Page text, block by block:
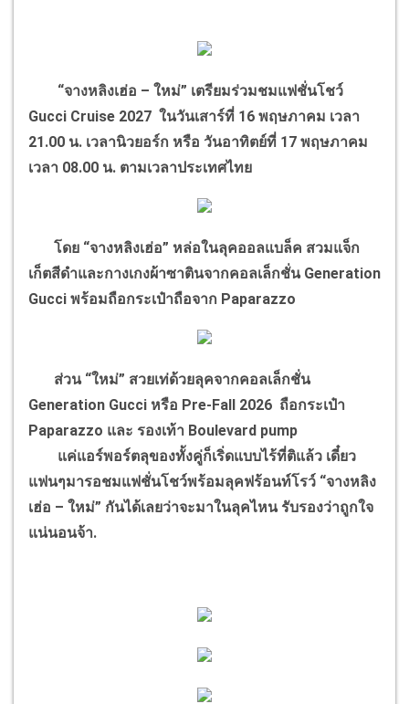
“จางหลิงเฮ่อ – ใหม่” เตรียมร่วมชมแฟชั่นโชว์
Gucci Cruise 2027 ในวันเสาร์ที่ 16 พฤษภาคม เวลา
21.00 น. เวลานิวยอร์ก หรือ วันอาทิตย์ที่ 17 พฤษภาคม
เวลา 08.00 น. ตามเวลาประเทศไทย
โดย “จางหลิงเฮ่อ” หล่อในลุคออลแบล็ค สวมแจ็ก
เก็ตสีดำและกางเกงผ้าซาตินจากคอลเล็กชั่น Generation
Gucci พร้อมถือกระเป๋าถือจาก Paparazzo
ส่วน “ใหม่” สวยเท่ด้วยลุคจากคอลเล็กชั่น
Generation Gucci หรือ Pre-Fall 2026 ถือกระเป๋า
Paparazzo และ รองเท้า Boulevard pump
แค่แอร์พอร์ตลุของทั้งคู่ก็เริ่ดแบบไร้ที่ติแล้ว เดี๋ยว
แฟนๆมารอชมแฟชั่นโชว์พร้อมลุคฟร้อนท์โรว์ “จางหลิง
เฮ่อ – ใหม่” กันได้เลยว่าจะมาในลุคไหน รับรองว่าถูกใจ
แน่นอนจ้า.